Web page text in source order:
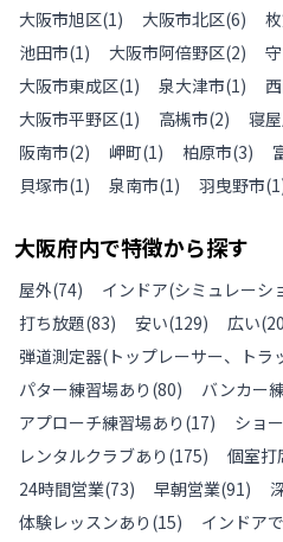
大阪市旭区(1) 大阪市北区(6)
池田市(1) 大阪市阿倍野区(2)
大阪市東成区(1) 泉大津市(1)
大阪市平野区(1) 高槻市(2) 寝
阪南市(2) 岬町(1) 柏原市(3)
貝塚市(1) 泉南市(1) 羽曳野市(1
大阪府内で特徴から探す
屋外(74) インドア(シミュレーシ
打ち放題(83) 安い(129) 広い
弾道測定器(トップレーサー、トラ
パター練習場あり (80) バンカー
アプローチ練習場あり (17) ショ
レンタルクラブあり (175) 個室打
24時間営業(73) 早朝営業(91)
体験レッスンあり (15) インドア